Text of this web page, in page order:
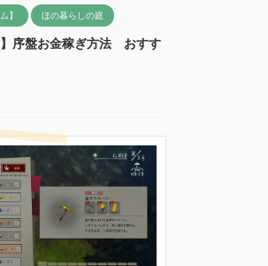
】 ほの暮らしの庭
】序盤お金稼ぎ方法 おすす